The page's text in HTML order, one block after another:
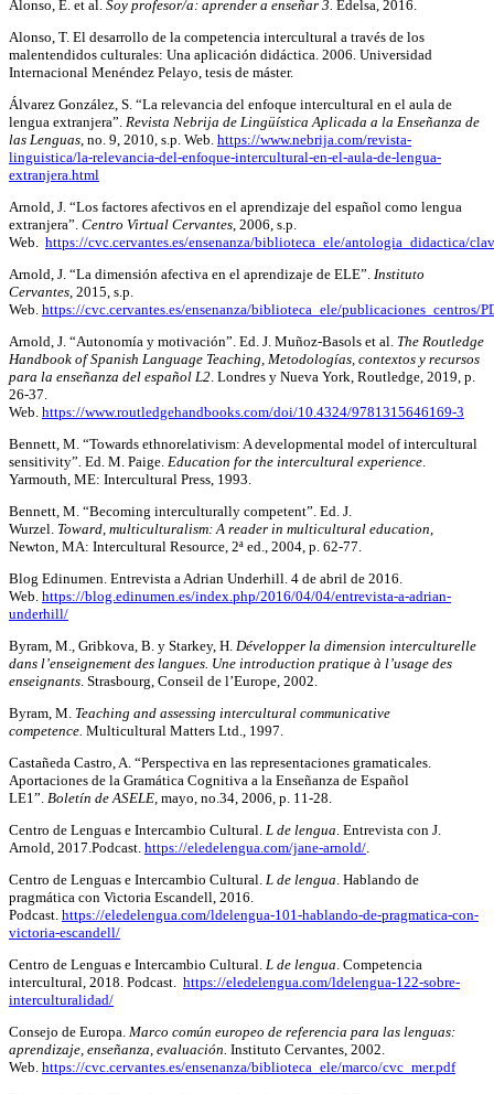
Alonso, E. et al. Soy profesor/a: aprender a enseñar 3. Edelsa, 2016.
Alonso, T. El desarrollo de la competencia intercultural a través de los
malentendidos culturales: Una aplicación didáctica. 2006. Universidad
Internacional Menéndez Pelayo, tesis de máster.
Álvarez González, S. “La relevancia del enfoque intercultural en el aula de
lengua extranjera”. Revista Nebrija de Lingüística Aplicada a la Enseñanza de
las Lenguas , no. 9, 2010, s.p. Web. https://www.nebrija.com/revista-
linguistica/la-relevancia-del-enfoque-intercultural-en-el-aula-de-lengua-
extranjera.html
Arnold, J. “Los factores afectivos en el aprendizaje del español como lengua
extranjera”. Centro Virtual Cervantes , 2006, s.p.
Web. https://cvc.cervantes.es/ensenanza/biblioteca_ele/antologia_didactica/
Arnold, J. “La dimensión afectiva en el aprendizaje de ELE”. Instituto
Cervantes , 2015, s.p.
Web. https://cvc.cervantes.es/ensenanza/biblioteca_ele/publicaciones_centros/
Arnold, J. “Autonomía y motivación”. Ed. J. Muñoz-Basols et al. The Routledge
Handbook of Spanish Language Teaching, Metodologías, contextos y recursos
para la enseñanza del español L2 . Londres y Nueva York, Routledge, 2019, p.
26-37.
Web. https://www.routledgehandbooks.com/doi/10.4324/9781315646169-3
Bennett, M. “Towards ethnorelativism: A developmental model of intercultural
sensitivity” Ed. M. Paige. Education for the intercultural experience
Yarmouth, ME: Intercultural Press, 1993.
Bennett, M. “Becoming interculturally competent”. Ed. J.
Wurzel. Toward multiculturalism: A reader in multicultural education
Newton, MA: Intercultural Resource, 2ª ed., 2004, p. 62-77.
Blog Edinumen. Entrevista a Adrian Underhill. 4 de abril de 2016.
Web. https://blog.edinumen.es/index.php/2016/04/04/entrevista-a-adrian-
underhill/
Byram, M., Gribkova, B. y Starkey, H. Développer la dimension interculturelle
dans l’enseignement des langues. Une introduction pratique à l’usage des
enseignants . Strasbourg, Conseil de l’Europe, 2002.
Byram, M. Teaching and assessing intercultural communicative
competence. Multicultural Matters Ltd., 1997.
Castañeda Castro, A. “Perspectiva en las representaciones gramaticales.
Aportaciones de la Gramática Cognitiva a la Enseñanza de Español
LE1”. Boletín de ASELE, mayo, no.34, 2006, p. 11-28.
Centro de Lenguas e Intercambio Cultural. L de lengua . Entrevista con J.
Arnold, 2017.Podcast. https://eledelengua.com/jane-arnold/
Centro de Lenguas e Intercambio Cultural. L de lengua . Hablando de
pragmática con Victoria Escandell, 2016.
Podcast. https://eledelengua.com/ldelengua-101-hablando-de-pragmatica-con-
victoria-escandell/
Centro de Lenguas e Intercambio Cultural. L de lengua . Competencia
intercultural, 2018. Podcast. https://eledelengua.com/ldelengua-122-sobre-
interculturalidad/
Consejo de Europa. Marco común europeo de referencia para las lenguas:
aprendizaje, enseñanza, evaluación. Instituto Cervantes, 2002.
Web. https://cvc.cervantes.es/ensenanza/biblioteca_ele/marco/cvc_mer.pdf